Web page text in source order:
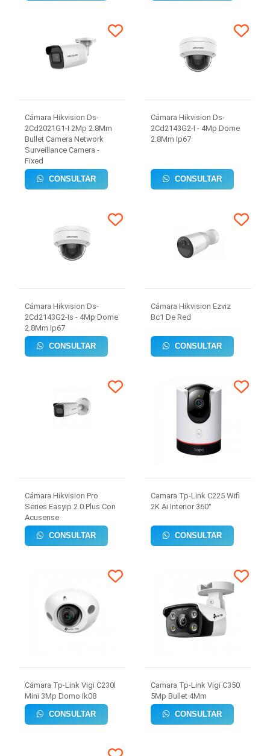
Cámara Hikvision Ds-
2Cd2021G1-I 2Mp 2.8Mm
Bullet Camera Network
Surveillance Camera -
Fixed
CONSULTAR
Cámara Hikvision Ds-
2Cd2143G2-I - 4Mp Dome
2.8Mm Ip67
CONSULTAR
Cámara Hikvision Ds-
2Cd2143G2-Is - 4Mp Dome
2.8Mm Ip67
CONSULTAR
Cámara Hikvision Ezviz
Bc1 De Red
CONSULTAR
Cámara Hikvision Pro
Series Easyip 2.0 Plus Con
Acusense
CONSULTAR
Camara Tp-Link C225 Wifi
2K Ai Interior 360°
CONSULTAR
Cámara Tp-Link Vigi C230I
Mini 3Mp Domo Ik08
CONSULTAR
Camara Tp-Link Vigi C350
5Mp Bullet 4Mm
CONSULTAR